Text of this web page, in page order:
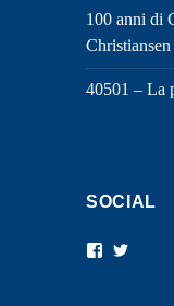
100 anni di
Christiansen
40501 – La
SOCIAL
Visualizza